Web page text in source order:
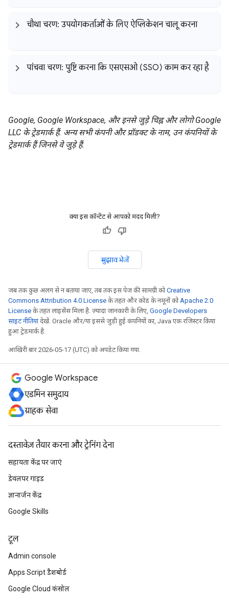
चौथा चरण: उपयोगकर्ताओं के लिए ऐप्लिकेशन चालू करना
पांचवा चरण: पुष्टि करना कि एसएसओ (SSO) काम कर रहा है
Google, Google Workspace, और इनसे जुड़े चिह्न और लोगो Google
LLC के ट्रेडमार्क हैं. अन्य सभी कंपनी और प्रॉडक्ट के नाम, उन कंपनियों के
ट्रेडमार्क हैं जिनसे वे जुड़े हैं.
क्या इस कॉन्टेंट से आपको मदद मिली?
सुझाव भेजें
जब तक कुछ अलग से न बताया जाए, तब तक इस पेज की सामग्री कोCreative
Commons Attribution 4.0 License के तहत और कोड के नमूनों को Apache 2.0
License के तहत लाइसेंस मिला है. ज़्यादा जानकारी के लिए, Google Developers
साइट नीतियांदेखें. Oracle और/या इससे जुड़ी हुई कंपनियों का, Java एक रजिस्टर किया
हुआ ट्रेडमार्क है.
आखिरी बार 2026-05-17 (UTC) को अपडेट किया गया.
Google Workspace
एडमिन समुदाय
ग्राहक सेवा
दस्तावेज़ तैयार करना और ट्रेनिंग देना
सहायता केंद्र पर जाएं
डेवलपर गाइड
ज्ञानार्जन केंद्र
Google Skills
टूल
Admin console
Apps Script डैशबोर्ड
Google Cloud कंसोल